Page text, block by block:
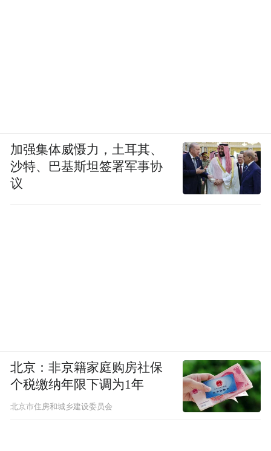
加强集体威慑力，土耳其、
沙特、巴基斯坦签署军事协
议
北京：非京籍家庭购房社保
个税缴纳年限下调为1年
北京市住房和城乡建设委员会